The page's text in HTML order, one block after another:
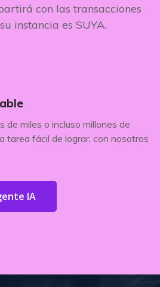
con las transacciones
instancia es SUYA.
de miles o incluso millones de
tarea fácil de lograr, con nosotros
IA